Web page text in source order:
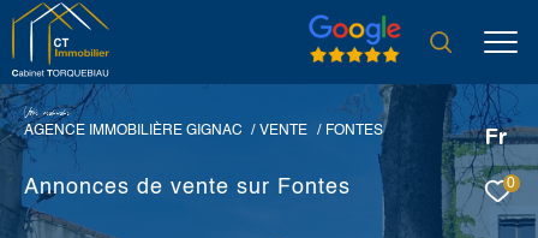
Fr
0
Vore recece
AGENCE IMMOBILIÈRE GIGNAC
VENTE FONTES
Annonces de vente sur Fontes